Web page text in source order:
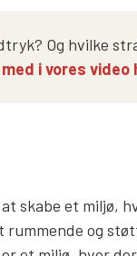
Og hvilke
med i vores video
skabe et miljø,
rummende og